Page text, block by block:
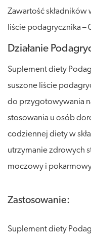
Zawartość
liście podagrycznika –
Działanie
Suplement diety
suszone liście
do przygotowywania
stosowania u osób
codziennej diety w
utrzymanie zdrowych
moczowy i
Zastosowanie:
Suplement diety